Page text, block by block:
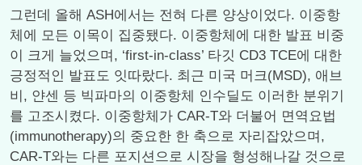
그런데 올해 ASH에서는 전혀 다른 양상이었다. 이중항
체에 모든 이목이 집중됐다. 이중항체에 대한 발표 비중
이 크게 늘었으며, ‘first-in-class’ 타깃 CD3 TCE에 대한
긍정적인 발표도 잇따랐다. 최근 미국 머크(MSD), 애브
비, 얀센 등 빅파마의 이중항체 인수딜도 이러한 분위기
를 고조시켰다. 이중항체가 CAR-T와 더불어 면역요법
(immunotherapy)의 중요한 한 축으로 자리잡았으며,
CAR-T와는 다른 포지션으로 시장을 형성해나갈 것으로